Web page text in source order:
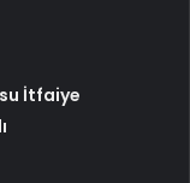
İtfaiye